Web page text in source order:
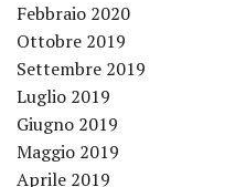
Febbraio 2020
Ottobre 2019
Settembre 2019
Luglio 2019
Giugno 2019
Maggio 2019
Aprile 2019